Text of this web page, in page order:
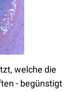
welche die
- begünstigt